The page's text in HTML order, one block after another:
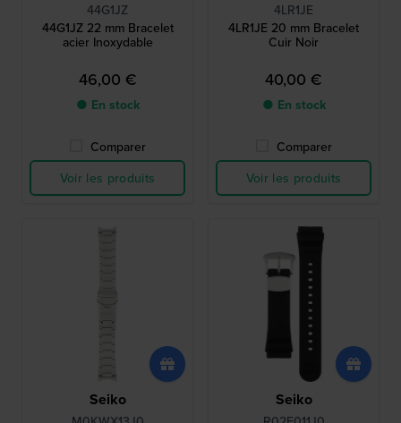
44G1JZ
44G1JZ 22 mm Bracelet
acier Inoxydable
46,00 €
● En stock
Comparer
Voir les produits
4LR1JE
4LR1JE 20 mm Bracelet
Cuir Noir
40,00 €
● En stock
Comparer
Voir les produits
Seiko Seiko